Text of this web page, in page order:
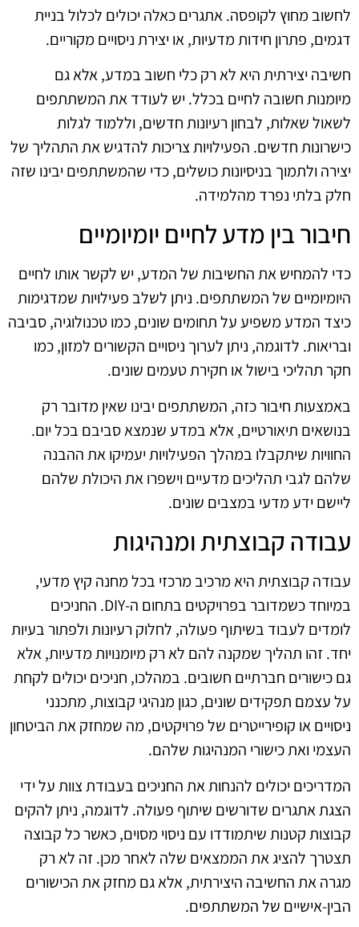
לחשוב מחוץ לקופסה. אתגרים כאלה יכולים לכלול בניית
דגמים, פתרון חידות מדעיות, או יצירת ניסויים מקוריים.
חשיבה יצירתית היא לא רק כלי חשוב במדע, אלא גם
מיומנות חשובה לחיים בכלל. יש לעודד את המשתתפים
לשאול שאלות, לבחון רעיונות חדשים, וללמוד לגלות
כישרונות חדשים. הפעילויות צריכות להדגיש את התהליך של
יצירה ולתמוך בניסיונות כושלים, כדי שהמשתתפים יבינו שזה
חלק בלתי נפרד מהלמידה.
חיבור בין מדע לחיים יומיומיים
כדי להמחיש את החשיבות של המדע, יש לקשר אותו לחיים
היומיומיים של המשתתפים. ניתן לשלב פעילויות שמדגימות
כיצד המדע משפיע על תחומים שונים, כמו טכנולוגיה, סביבה
ובריאות. לדוגמה, ניתן לערוך ניסויים הקשורים למזון, כמו
חקר תהליכי בישול או חקירת טעמים שונים.
באמצעות חיבור כזה, המשתתפים יבינו שאין מדובר רק
בנושאים תיאורטיים, אלא במדע שנמצא סביבם בכל יום.
החוויות שיתקבלו במהלך הפעילויות יעמיקו את ההבנה
שלהם לגבי תהליכים מדעיים וישפרו את היכולת שלהם
ליישם ידע מדעי במצבים שונים.
עבודה קבוצתית ומנהיגות
עבודה קבוצתית היא מרכיב מרכזי בכל מחנה קיץ מדעי,
במיוחד כשמדובר בפרויקטים בתחום ה-DIY. החניכים
לומדים לעבוד בשיתוף פעולה, לחלוק רעיונות ולפתור בעיות
יחד. זהו תהליך שמקנה להם לא רק מיומנויות מדעיות, אלא
גם כישורים חברתיים חשובים. במהלכו, חניכים יכולים לקחת
על עצמם תפקידים שונים, כגון מנהיגי קבוצות, מתכנני
ניסויים או קופירייטרים של פרויקטים, מה שמחזק את הביטחון
העצמי ואת כישורי המנהיגות שלהם.
המדריכים יכולים להנחות את החניכים בעבודת צוות על ידי
הצגת אתגרים שדורשים שיתוף פעולה. לדוגמה, ניתן להקים
קבוצות קטנות שיתמודדו עם ניסוי מסוים, כאשר כל קבוצה
תצטרך להציג את הממצאים שלה לאחר מכן. זה לא רק
מגרה את החשיבה היצירתית, אלא גם מחזק את הכישורים
הבין-אישיים של המשתתפים.